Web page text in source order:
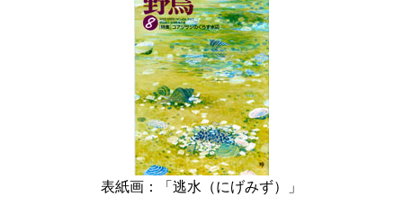
表紙画：「逃水（にげみず）」